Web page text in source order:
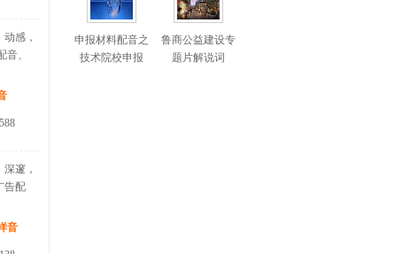
感，
、
邃，
告配
音
申报材料配音之
技术院校申报
鲁商公益建设专
题片解说词